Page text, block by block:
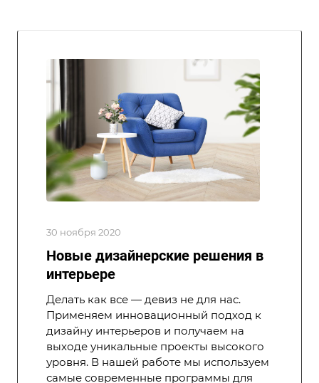
30 ноября 2020
Новые дизайнерские решения в
интерьере
Делать как все — девиз не для нас.
Применяем инновационный подход к
дизайну интерьеров и получаем на
выходе уникальные проекты высокого
уровня. В нашей работе мы используем
самые современные программы для